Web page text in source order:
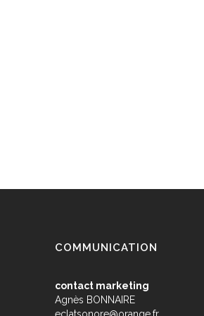
COMMUNICATION
contact marketing
Agnès BONNAIRE